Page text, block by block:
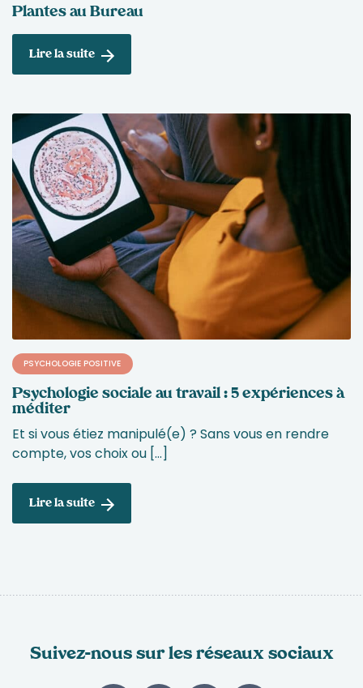
Plantes au Bureau
Lire la suite
PSYCHOLOGIE POSITIVE
Psychologie sociale au travail : 5 expériences à
méditer
Et si vous étiez manipulé(e) ? Sans vous en rendre
compte, vos choix ou […]
Lire la suite
Suivez-nous sur les réseaux sociaux